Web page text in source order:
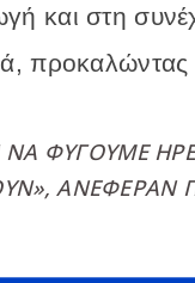
και στη
προκαλώντας
ΝΑ ΦΎΓΟΥΜΕ
ΑΝΈΦΕΡΑΝ